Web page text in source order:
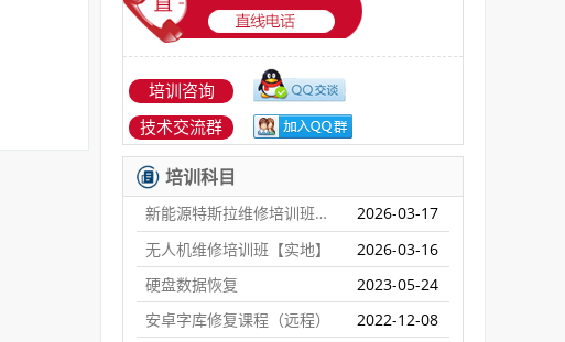
培训咨询
技术交流群
培训科目
新能源特斯拉维修培训班【实地】
2026-03-17
无人机维修培训班【实地】
2026-03-16
硬盘数据恢复
2023-05-24
安卓字库修复课程（远程）
2022-12-08